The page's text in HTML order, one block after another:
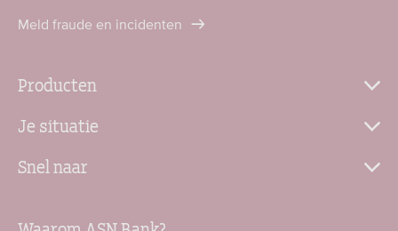
Meld fraude en incidenten
Producten
Je situatie
Snel naar